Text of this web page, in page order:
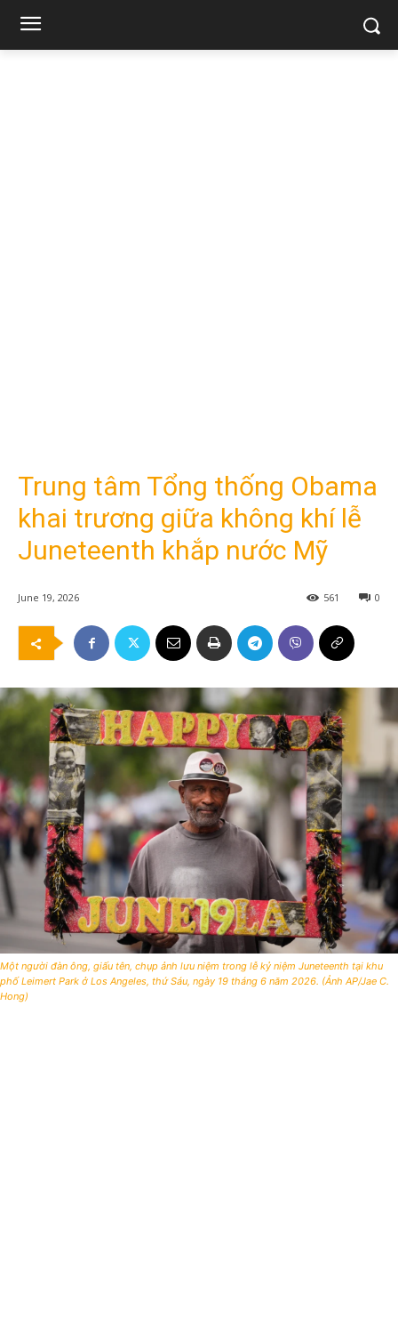
Trung tâm Tổng thống Obama
khai trương giữa không khí lễ
Juneteenth khắp nước Mỹ
June 19, 2026 0
561
Một người đàn ông, giấu tên, chụp ảnh lưu niệm trong lễ kỷ niệm Juneteenth tại khu
phố Leimert Park ở Los Angeles, thứ Sáu, ngày 19 tháng 6 năm 2026. (Ảnh AP/Jae C.
Hong)